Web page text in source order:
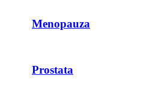
Menopauza
Prostata